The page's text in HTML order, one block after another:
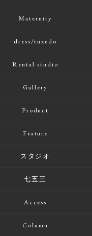
Maternity
dress/tuxedo
Rental studio
Gallery
Product
Feature
スタジオ
七五三
Access
Column